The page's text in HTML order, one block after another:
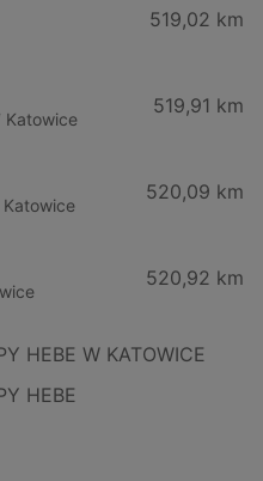
519,02 km
Katowice
519,91 km
520,09 km
520,92 km
HEBE W KATOWICE
HEBE